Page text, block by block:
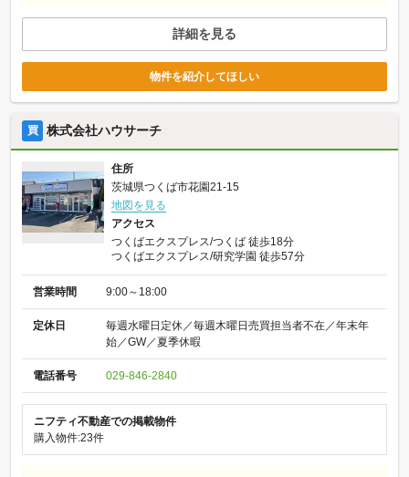
詳細を見る
物件を紹介してほしい
買 株式会社ハウサーチ
住所
茨城県つくば市花園21-15
地図を見る
アクセス
つくばエクスプレス/つくば 徒歩18分
つくばエクスプレス/研究学園 徒歩57分
営業時間 9:00～18:00
定休日
毎週水曜日定休／毎週木曜日売買担当者不在／年末年
始／GW／夏季休暇
電話番号 029-846-2840
ニフティ不動産での掲載物件
購入物件:23件